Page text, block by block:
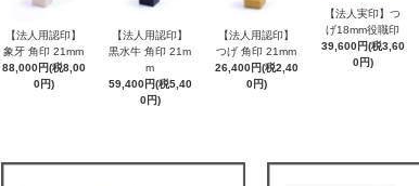
【法人用認印】
象牙 角印 21mm
88,000円(税8,00
0円)
【法人用認印】
黒水牛 角印 21m
m
59,400円(税5,40
0円)
【法人用認印】
つげ 角印 21mm
26,400円(税2,40
0円)
【法人実印】つ
げ18mm役職印
39,600円(税3,60
0円)